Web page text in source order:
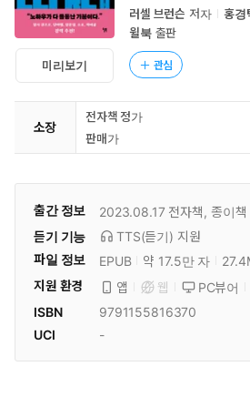
미리보기
러셀 브런슨 저자 홍경
윌북출판
관심
소장
전자책 정가
판매가
출간 정보 2023.08.17 전자책, 종이
듣기 기능
TTS(듣기) 지원
파일 정보
EPUB 약 17.5만 자
지원 환경
앱 웹 PC뷰어
ISBN
9791155816370
UCI
-